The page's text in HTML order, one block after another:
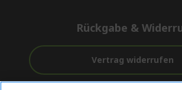
Rückgabe &
Vertrag widerrufen